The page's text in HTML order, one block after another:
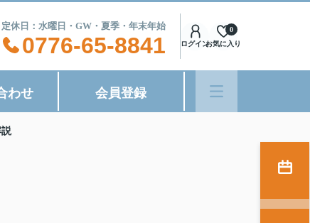
休日：水曜日・GW・夏季・年末年始
0776-65-8841 ログインお気に入り
0
わせ 会員登録